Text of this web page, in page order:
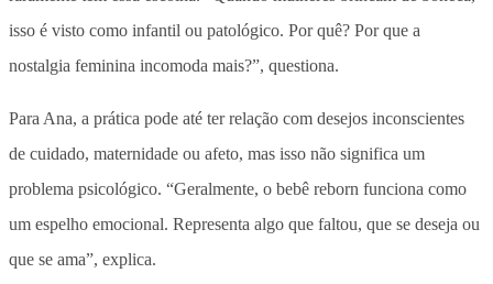
isso é visto como infantil ou patológico. Por quê? Por que a
nostalgia feminina incomoda mais?”, questiona.
Para Ana, a prática pode até ter relação com desejos inconscientes
de cuidado, maternidade ou afeto, mas isso não significa um
problema psicológico. “Geralmente, o bebê reborn funciona como
um espelho emocional. Representa algo que faltou, que se deseja ou
que se ama”, explica.